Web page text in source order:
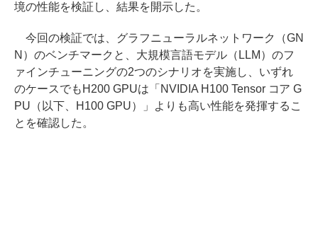
境の性能を検証し、結果を開示した。
今回の検証では、グラフニューラルネットワーク（GN
N）のベンチマークと、大規模言語モデル（LLM）のフ
ァインチューニングの2つのシナリオを実施し、いずれ
のケースでもH200 GPUは「NVIDIA H100 Tensor コア G
PU（以下、H100 GPU）」よりも高い性能を発揮するこ
とを確認した。